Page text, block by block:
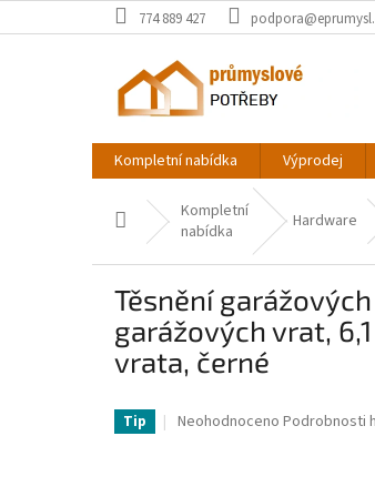
na
774 889 427
Kompletní nabídka Výprodej
Domů Kompletní
nabídka
Hardware
Těsnění
garážových vrat,
vrata, černé
Tip
Průměrné
Neohodnoceno Podrobnosti